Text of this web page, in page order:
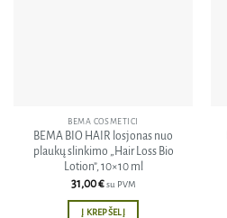
BEMA COSMETICI
BEMA BIO HAIR losjonas nuo
plaukų slinkimo „Hair Loss Bio
Lotion”, 10×10 ml
31,00€ su PVM
Į KREPŠELĮ